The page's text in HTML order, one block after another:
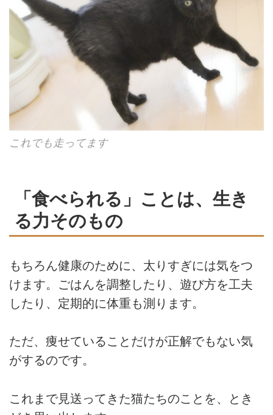
これでも走ってます
「食べられる」ことは、生き
る力そのもの
もちろん健康のために、太りすぎには気をつ
けます。ごはんを調整したり、遊び方を工夫
したり、定期的に体重も測ります。
ただ、痩せていることだけが正解でもない気
がするのです。
これまで見送ってきた猫たちのことを、とき